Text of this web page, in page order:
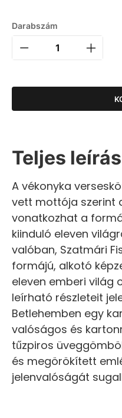
Darabszám
Teljes leírás
A vékonyka
vett mottója szerint
vonatkozhat a
kiinduló eleven
valóban, Szatmári
formájú, alkotó
eleven emberi világ
leírható részleteit
Betlehemben egy
valóságos és
tűzpiros
és megörökített
jelenvalóságát